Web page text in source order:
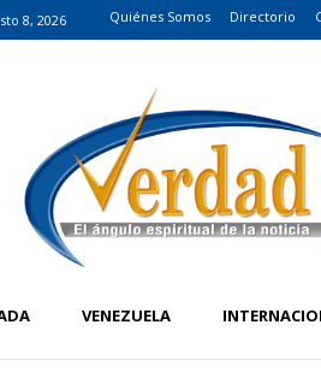
8, 2026 Quiénes Somos Directorio
VENEZUELA